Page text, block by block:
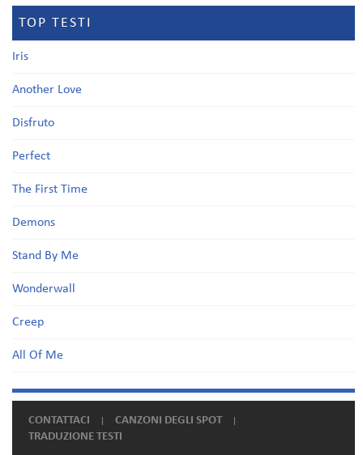
TOP TESTI
Iris
Another Love
Disfruto
Perfect
The First Time
Demons
Stand By Me
Wonderwall
Creep
All Of Me
CONTATTACI
CANZONI DEGLI SPOT
TRADUZIONE TESTI